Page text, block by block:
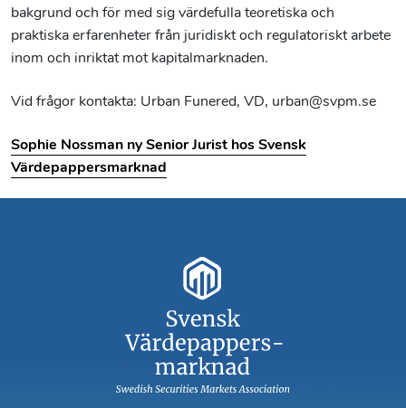
bakgrund och för med sig värdefulla teoretiska och
praktiska erfarenheter från juridiskt och regulatoriskt arbete
inom och inriktat mot kapitalmarknaden.
Vid frågor kontakta: Urban Funered, VD, urban@svpm.se
Sophie Nossman ny Senior Jurist hos Svensk
Värdepappersmarknad